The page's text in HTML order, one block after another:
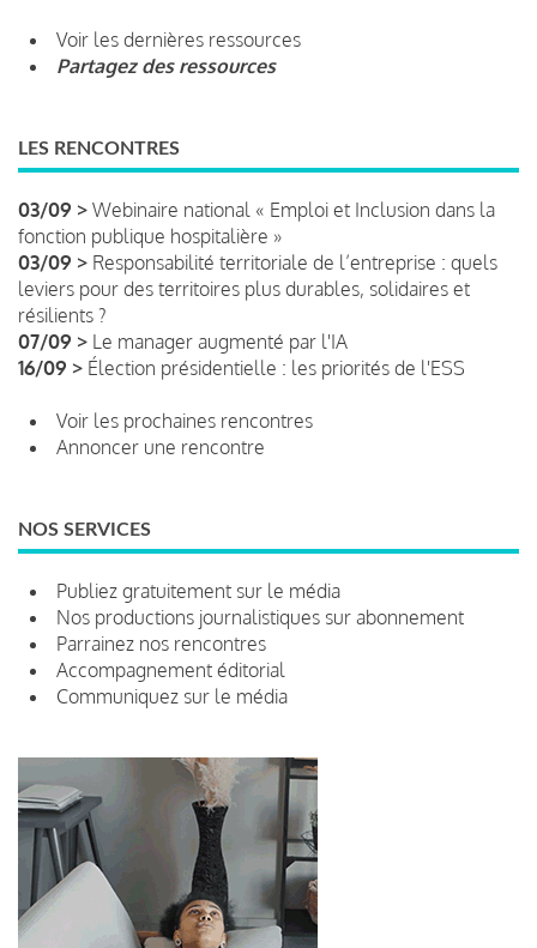
Voir les dernières ressources
Partagez des ressources
LES RENCONTRES
03/09 > Webinaire national « Emploi et Inclusion dans la
fonction publique hospitalière »
03/09 > Responsabilité territoriale de l’entreprise : quels
leviers pour des territoires plus durables, solidaires et
résilients ?
07/09 > Le manager augmenté par l'IA
16/09 > Élection présidentielle : les priorités de l'ESS
Voir les prochaines rencontres
Annoncer une rencontre
NOS SERVICES
Publiez gratuitement sur le média
Nos productions journalistiques sur abonnement
Parrainez nos rencontres
Accompagnement éditorial
Communiquez sur le média